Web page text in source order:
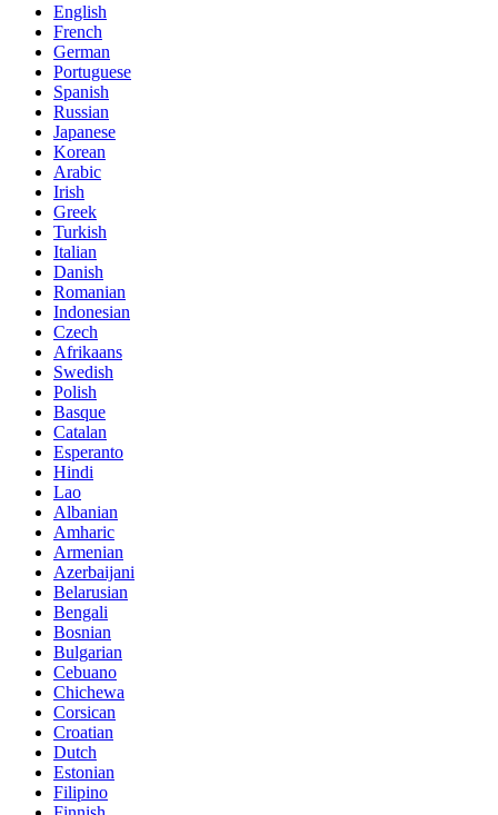
English
French
German
Portuguese
Spanish
Russian
Japanese
Korean
Arabic
Irish
Greek
Turkish
Italian
Danish
Romanian
Indonesian
Czech
Afrikaans
Swedish
Polish
Basque
Catalan
Esperanto
Hindi
Lao
Albanian
Amharic
Armenian
Azerbaijani
Belarusian
Bengali
Bosnian
Bulgarian
Cebuano
Chichewa
Corsican
Croatian
Dutch
Estonian
Filipino